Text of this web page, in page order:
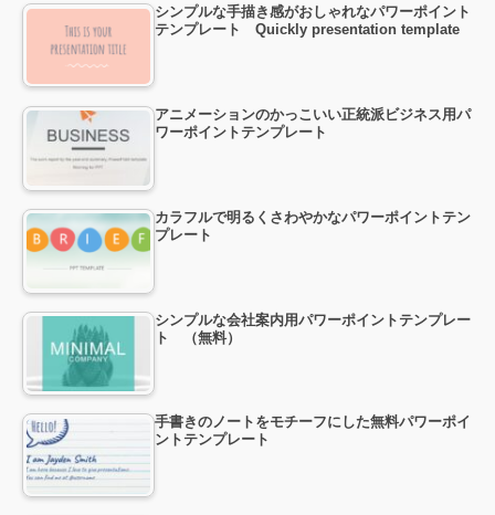
シンプルな手描き感がおしゃれなパワーポイント
テンプレート Quickly presentation template
アニメーションのかっこいい正統派ビジネス用パ
ワーポイントテンプレート
カラフルで明るくさわやかなパワーポイントテン
プレート
シンプルな会社案内用パワーポイントテンプレー
ト （無料）
手書きのノートをモチーフにした無料パワーポイ
ントテンプレート